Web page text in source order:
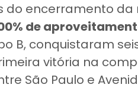
do encerramento
de
B, conquistaram
vitória na
São Paulo e